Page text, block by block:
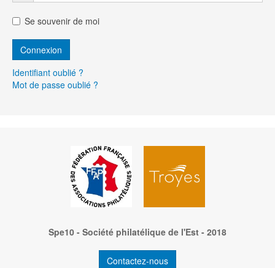
Se souvenir de moi
Identifiant oublié ?
Mot de passe oublié ?
Spe10 - Société philatélique de l'Est - 2018
Contactez-nous